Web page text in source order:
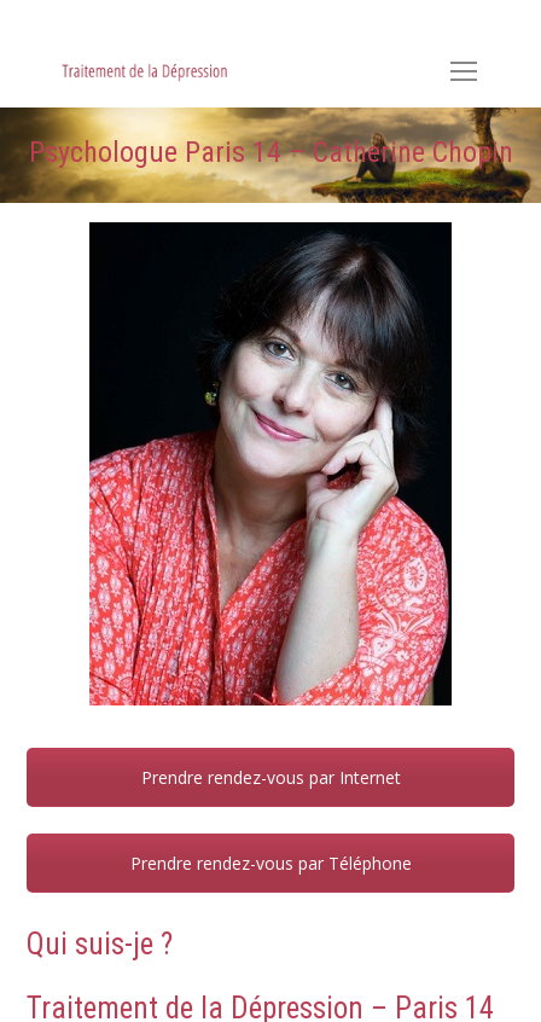
Psychologue Paris 14 – Catherine Chopin
Qui suis-je ?
Traitement de la Dépression – Paris 14
Prendre rendez-vous par Internet
Prendre rendez-vous par Téléphone